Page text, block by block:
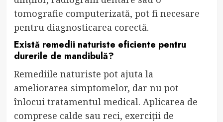
tomografie computerizată, pot fi necesare
pentru diagnosticarea corectă.
Există remedii naturiste eficiente pentru
durerile de mandibulă?
Remediile naturiste pot ajuta la
ameliorarea simptomelor, dar nu pot
înlocui tratamentul medical. Aplicarea de
comprese calde sau reci, exerciții de